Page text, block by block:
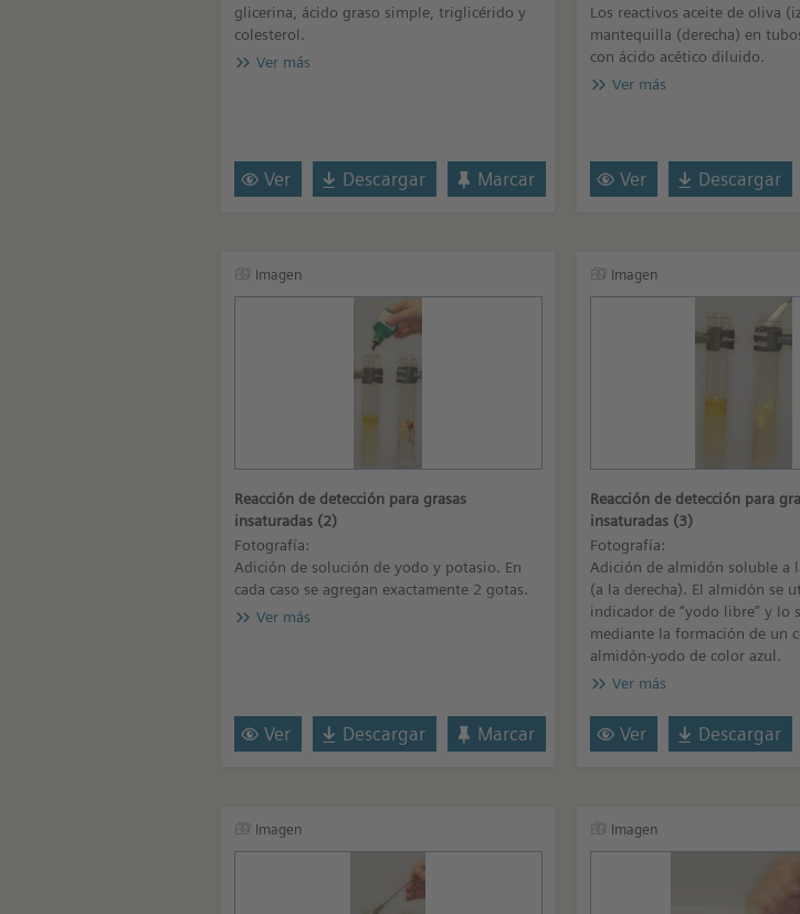
glicerina, ácido graso simple, triglicérido y
colesterol.
Ver más
Ver Descargar Marcar
Los reactivos aceite de oliva
mantequilla (derecha) en
con ácido acético diluido.
Ver más
Ver Descargar
Imagen
Reacción de detección para grasas
insaturadas (2)
Fotografía:
Adición de solución de yodo y potasio. En
cada caso se agregan exactamente 2 gotas.
Ver más
Ver Descargar Marcar
Imagen
Reacción de detección para
insaturadas (3)
Fotografía:
Adición de almidón soluble a
(a la derecha). El almidón se
indicador de “yodo libre” y lo
mediante la formación de un
almidón-yodo de color azul.
Ver más
Ver Descargar
Imagen Imagen